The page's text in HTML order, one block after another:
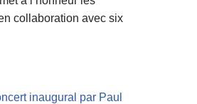
collaboration avec six
inaugural par Paul